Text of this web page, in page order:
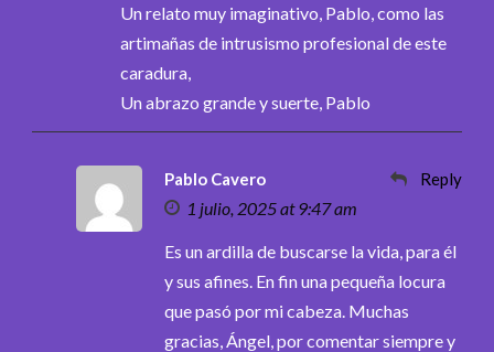
Un relato muy imaginativo, Pablo, como las
artimañas de intrusismo profesional de este
caradura,
Un abrazo grande y suerte, Pablo
Pablo Cavero
1 julio, 2025 at 9:47 am
Reply
Es un ardilla de buscarse la vida, para él
y sus afines. En fin una pequeña locura
que pasó por mi cabeza. Muchas
gracias, Ángel, por comentar siempre y